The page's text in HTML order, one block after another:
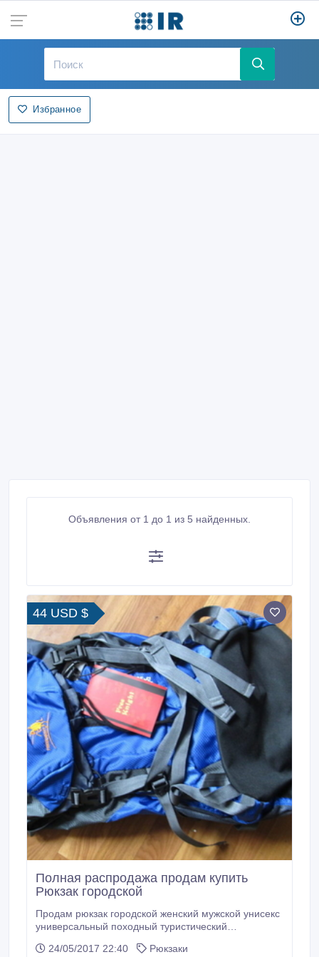
Избранное
Объявления от 1 до 1 из 5 найденных.
44 USD $
Полная распродажа продам купить
Рюкзак городской
Продам рюкзак городской женский мужской унисекс
универсальный походный туристический
Украина. Новая Цена полноценного туристического
24/05/2017 22:40
Рюкзаки